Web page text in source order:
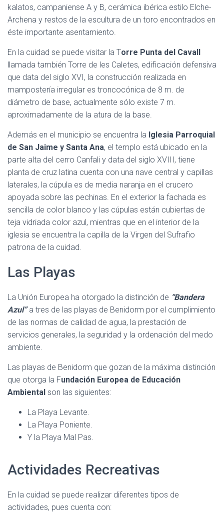
kalatos, campaniense A y B, cerámica ibérica estilo Elche-
Archena y restos de la escultura de un toro encontrados en
éste importante asentamiento.
En la cuidad se puede visitar la Torre Punta del Cavall
llamada también Torre de les Caletes, edificación defensiva
que data del siglo XVI, la construcción realizada en
mampostería irregular es troncocónica de 8 m. de
diámetro de base, actualmente sólo existe 7 m.
aproximadamente de la atura de la base.
Además en el municipio se encuentra la Iglesia Parroquial
de San Jaime y Santa Ana, el templo está ubicado en la
parte alta del cerro Canfali y data del siglo XVIII, tiene
planta de cruz latina cuenta con una nave central y capillas
laterales, la cúpula es de media naranja en el crucero
apoyada sobre las pechinas. En el exterior la fachada es
sencilla de color blanco y las cúpulas están cubiertas de
teja vidriada color azul, mientras que en el interior de la
iglesia se encuentra la capilla de la Virgen del Sufrafio
patrona de la cuidad.
Las Playas
La Unión Europea ha otorgado la distinción de “Bandera
Azul”a tres de las playas de Benidorm por el cumplimiento
de las normas de calidad de agua, la prestación de
servicios generales, la seguridad y la ordenación del medo
ambiente.
Las playas de Benidorm que gozan de la máxima distinción
que otorga la Fundación Europea de Educación
Ambiental son las siguientes:
La Playa Levante.
La Playa Poniente.
Y la Playa Mal Pas.
Actividades Recreativas
En la cuidad se puede realizar diferentes tipos de
actividades, pues cuenta con: